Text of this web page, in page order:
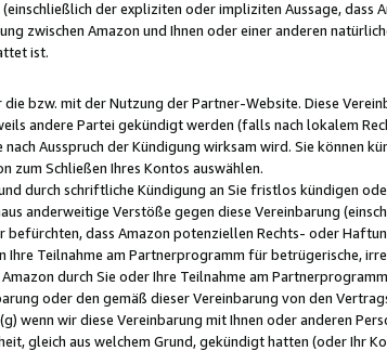
der expliziten oder impliziten Aussage,
zwischen Amazon und Ihnen oder einer anderen
ist.
bzw. mit der Nutzung der Partner-Website. Diese
andere Partei gekündigt werden (falls nach lokalem
Ausspruch der Kündigung wirksam wird. Sie können
zum Schließen Ihres Kontos auswählen.
durch schriftliche Kündigung an Sie fristlos kündigen
anderweitige Verstöße gegen diese Vereinbarung
befürchten, dass Amazon potenziellen Rechts- oder
Ihre Teilnahme am Partnerprogramm für betrügerische,
durch Sie oder Ihre Teilnahme am
oder den gemäß dieser Vereinbarung von den
wir diese Vereinbarung mit Ihnen oder anderen
gleich aus welchem Grund, gekündigt hatten (oder Ihr